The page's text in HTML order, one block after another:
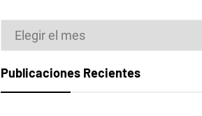
Archivos
Publicaciones Recientes